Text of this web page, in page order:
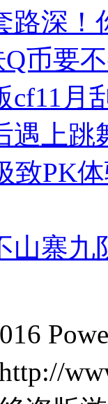
路深
Q币要
cf11月
遇上跳
致PK
山寨